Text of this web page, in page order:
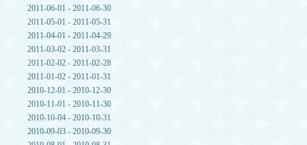
2011-06-01 - 2011-06-30
2011-05-01 - 2011-05-31
2011-04-01 - 2011-04-29
2011-03-02 - 2011-03-31
2011-02-02 - 2011-02-28
2011-01-02 - 2011-01-31
2010-12-01 - 2010-12-30
2010-11-01 - 2010-11-30
2010-10-04 - 2010-10-31
2010-09-03 - 2010-09-30